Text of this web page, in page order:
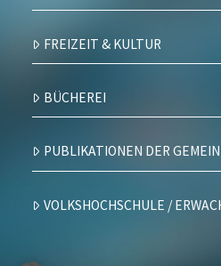
FREIZEIT & KULTUR
BÜCHEREI
PUBLIKATIONEN DER
VOLKSHOCHSCHULE /